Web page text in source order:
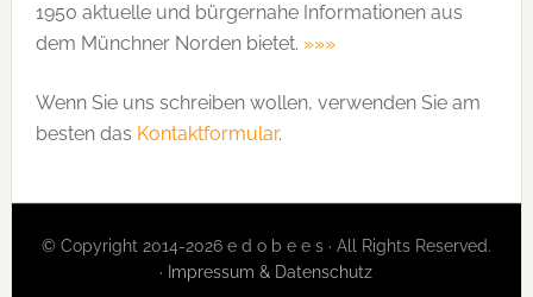
1950 aktuelle und bürgernahe Informationen aus
dem Münchner Norden bietet. »»»
Wenn Sie uns schreiben wollen, verwenden Sie am
besten das Kontaktformular.
© Copyright 2014-2026 e d o b e e s · All Rights Reserved.
· Impressum & Datenschutz